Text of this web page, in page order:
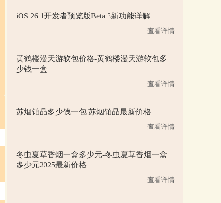
iOS 26.1开发者预览版Beta 3新功能详解
查看详情
黄鹤楼漫天游软包价格-黄鹤楼漫天游软包多
少钱一盒
查看详情
苏烟铂晶多少钱一包 苏烟铂晶最新价格
查看详情
冬虫夏草香烟一盒多少元-冬虫夏草香烟一盒
多少元2025最新价格
查看详情